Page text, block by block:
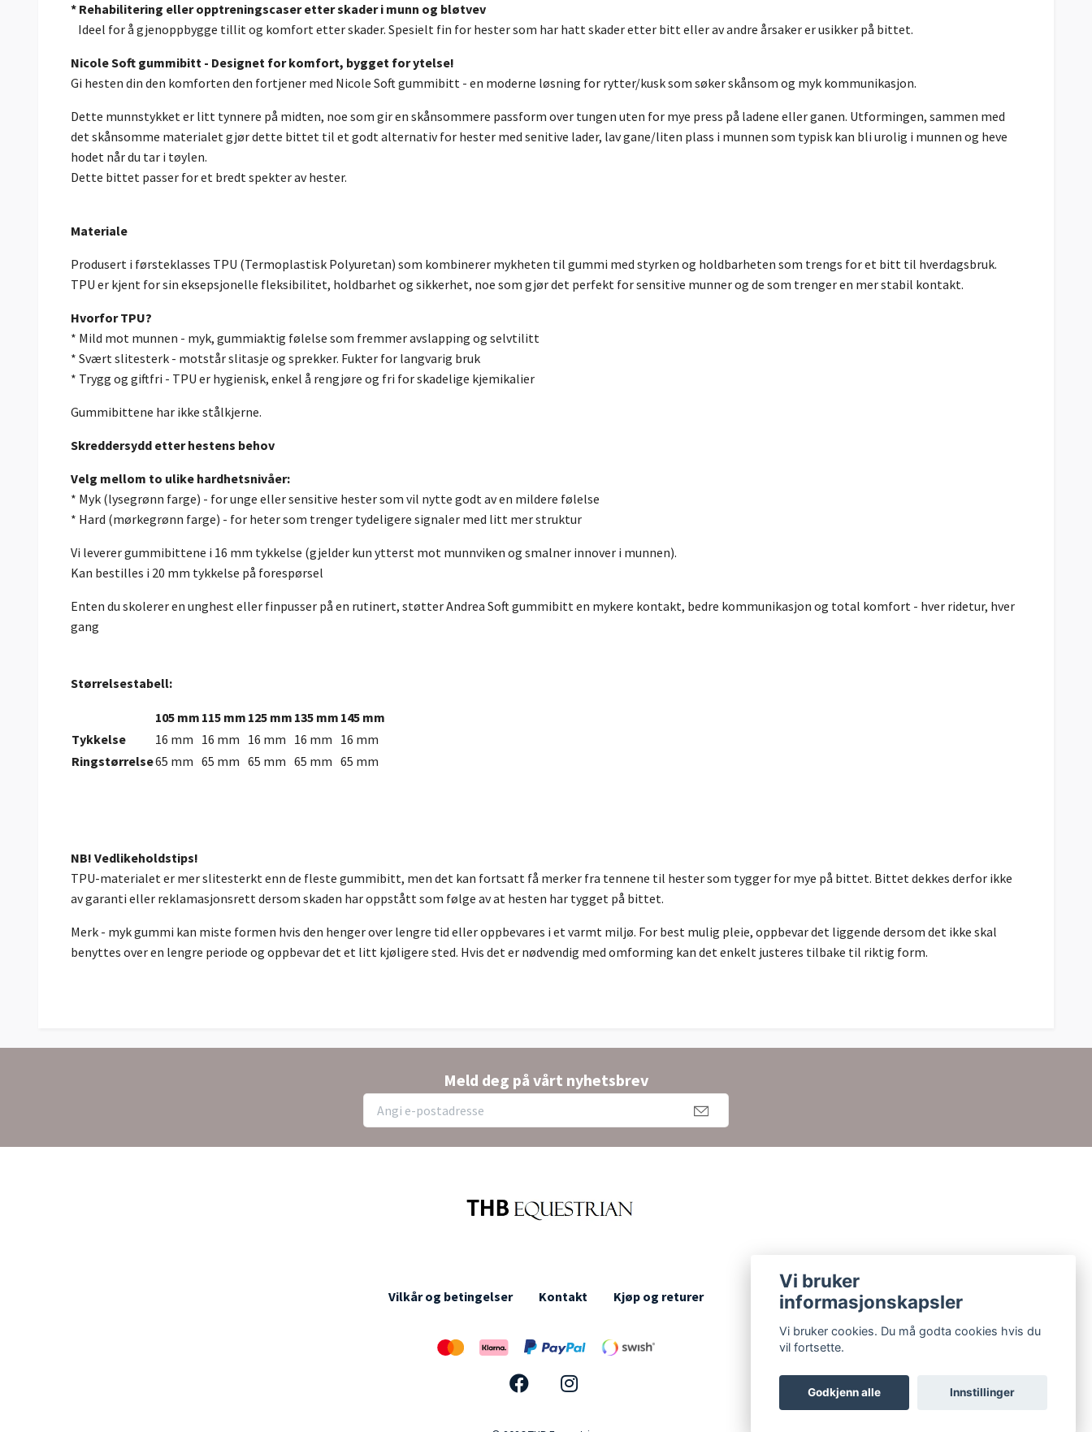
* Rehabilitering eller opptreningscaser etter skader i munn og bløtvev
Ideel for å gjenoppbygge tillit og komfort etter skader. Spesielt fin for hester som har hatt skader etter bitt eller av andre årsaker er usikker på bittet.
Nicole Soft gummibitt - Designet for komfort, bygget for ytelse!
Gi hesten din den komforten den fortjener med Nicole Soft gummibitt - en moderne løsning for rytter/kusk som søker skånsom og myk kommunikasjon.
Dette munnstykket er litt tynnere på midten, noe som gir en skånsommere passform over tungen uten for mye press på ladene eller ganen. Utformingen, sammen med
det skånsomme materialet gjør dette bittet til et godt alternativ for hester med senitive lader, lav gane/liten plass i munnen som typisk kan bli urolig i munnen og heve
hodet når du tar i tøylen.
Dette bittet passer for et bredt spekter av hester.
Materiale
Produsert i førsteklasses TPU (Termoplastisk Polyuretan) som kombinerer mykheten til gummi med styrken og holdbarheten som trengs for et bitt til hverdagsbruk.
TPU er kjent for sin eksepsjonelle fleksibilitet, holdbarhet og sikkerhet, noe som gjør det perfekt for sensitive munner og de som trenger en mer stabil kontakt.
Hvorfor TPU?
* Mild mot munnen - myk, gummiaktig følelse som fremmer avslapping og selvtilitt
* Svært slitesterk - motstår slitasje og sprekker. Fukter for langvarig bruk
* Trygg og giftfri - TPU er hygienisk, enkel å rengjøre og fri for skadelige kjemikalier
Gummibittene har ikke stålkjerne.
Skreddersydd etter hestens behov
Velg mellom to ulike hardhetsnivåer:
* Myk (lysegrønn farge) - for unge eller sensitive hester som vil nytte godt av en mildere følelse
* Hard (mørkegrønn farge) - for heter som trenger tydeligere signaler med litt mer struktur
Vi leverer gummibittene i 16 mm tykkelse (gjelder kun ytterst mot munnviken og smalner innover i munnen).
Kan bestilles i 20 mm tykkelse på forespørsel
Enten du skolerer en unghest eller finpusser på en rutinert, støtter Andrea Soft gummibitt en mykere kontakt, bedre kommunikasjon og total komfort - hver ridetur, hver
gang
Størrelsestabell:
105 mm 115 mm 125 mm 135 mm 145 mm
Tykkelse
16 mm 16 mm 16 mm 16 mm 16 mm
Ringstørrelse65 mm 65 mm 65 mm 65 mm 65 mm
NB! Vedlikeholdstips!
TPU-materialet er mer slitesterkt enn de fleste gummibitt, men det kan fortsatt få merker fra tennene til hester som tygger for mye på bittet. Bittet dekkes derfor ikke
av garanti eller reklamasjonsrett dersom skaden har oppstått som følge av at hesten har tygget på bittet.
Merk - myk gummi kan miste formen hvis den henger over lengre tid eller oppbevares i et varmt miljø. For best mulig pleie, oppbevar det liggende dersom det ikke skal
benyttes over en lengre periode og oppbevar det et litt kjøligere sted. Hvis det er nødvendig med omforming kan det enkelt justeres tilbake til riktig form.
Meld deg på vårt nyhetsbrev
Vilkår og betingelser Kontakt Kjøp og returer
Vi bruker
informasjonskapsler
Vi bruker cookies. Du må godta cookies hvis du
vil fortsette.
Godkjenn alle Innstillinger